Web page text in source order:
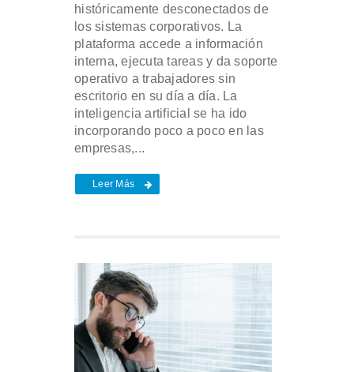
históricamente desconectados de
los sistemas corporativos. La
plataforma accede a información
interna, ejecuta tareas y da soporte
operativo a trabajadores sin
escritorio en su día a día. La
inteligencia artificial se ha ido
incorporando poco a poco en las
empresas,...
Leer Más